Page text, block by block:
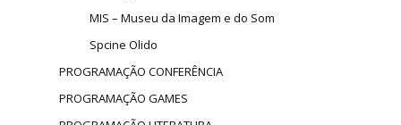
MIS – Museu da Imagem e do Som
Spcine Olido
PROGRAMAÇÃO CONFERÊNCIA
PROGRAMAÇÃO GAMES